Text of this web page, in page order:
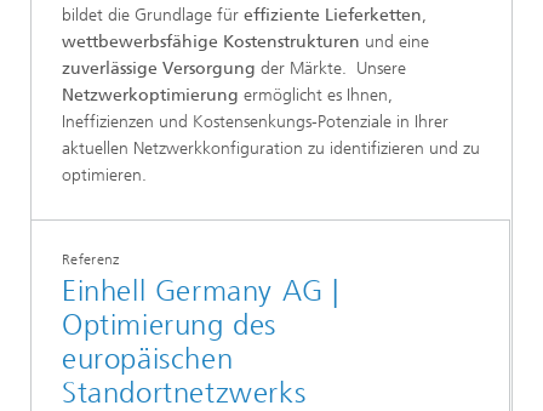
bildet die Grundlage für effiziente Lieferketten,
wettbewerbsfähige Kostenstrukturen und eine
zuverlässige Versorgung der Märkte. Unsere
Netzwerkoptimierung ermöglicht es Ihnen,
Ineffizienzen und Kostensenkungs-Potenziale in Ihrer
aktuellen Netzwerkkonfiguration zu identifizieren und zu
optimieren.
Referenz
Einhell Germany AG |
Optimierung des
europäischen
Standortnetzwerks